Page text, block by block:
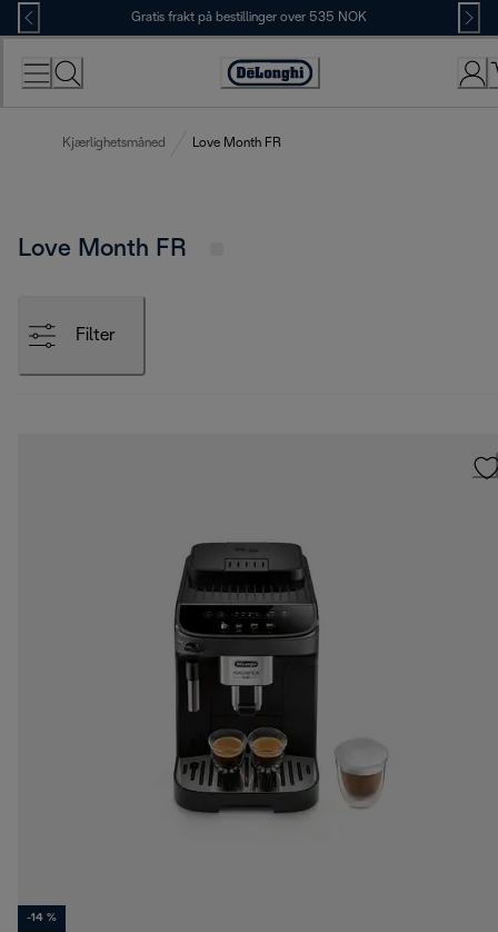
Skip
to
Content
Gratis frakt på bestillinger over 535 NOK
Accessibility
Kjærlighetsmåned Love Month FR
Love Month FR
Filter
-14 %